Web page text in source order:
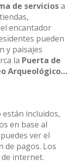
de serviciosa
encantador
pueden
y paisajes
la Puerta de
Arqueológico…
incluidos,
en base al
ver el
de pagos. Los
internet.